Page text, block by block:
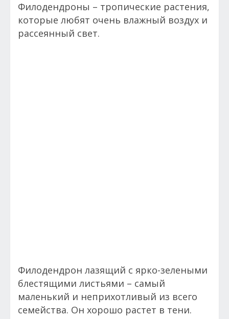
Филодендроны – тропические растения,
которые любят очень влажный воздух и
рассеянный свет.
Филодендрон лазящий с ярко-зелеными
блестящими листьями – самый
маленький и неприхотливый из всего
семейства. Он хорошо растет в тени.